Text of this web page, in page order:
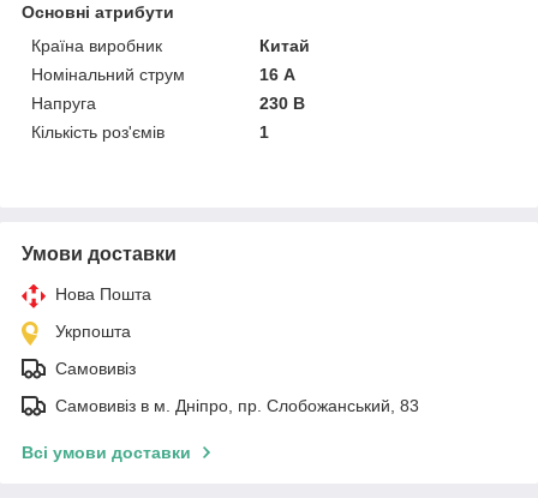
Основні атрибути
Країна виробник
Китай
Номінальний струм
16 А
Напруга
230 В
Кількість роз'ємів
1
Умови доставки
Нова Пошта
Укрпошта
Самовивіз
Самовивіз в м. Дніпро, пр. Слобожанський, 83
Всі умови доставки